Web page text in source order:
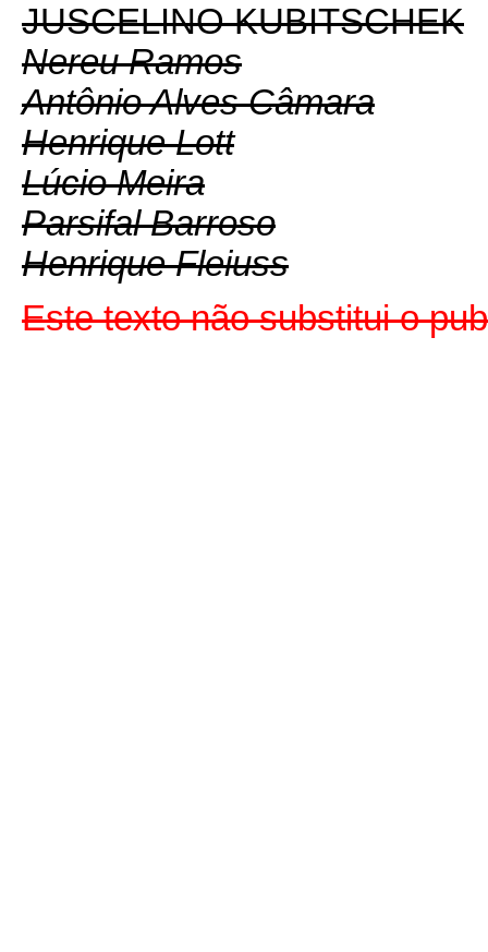
JUSCELINO KUBITSCHEK
Nereu Ramos
Antônio Alves Câmara
Henrique Lott
Lúcio Meira
Parsifal Barroso
Henrique Fleiuss
Este texto não substitui o